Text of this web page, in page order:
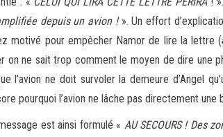
depuis un avion !». Un effort
motivé pour empêcher Namor de lire la lettre
on ne sait trop comment le moyen de dire une
ne doit survoler la demeure d’Angel
pourquoi l’avion ne lâche pas directement
est ainsi formulé « AU SECOURS ! Des